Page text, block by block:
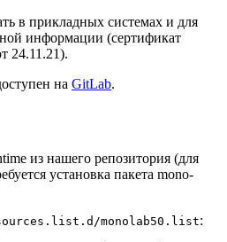
в прикладных системах и для
информации (сертификат
24.11.21).
на GitLab.
из нашего репозитория (для
установка пакета mono-
monolab50.list: